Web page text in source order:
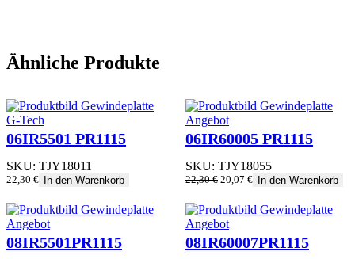
Ähnliche Produkte
G-Tech
06IR5501 PR1115
SKU: TJY18011
22,30 € In den Warenkorb
AngebotProdukt
im
Angebot
06IR60005 PR1115
SKU: TJY18055
22,30€ Ursprünglicher
war:
22,30 €
20,07 €Aktueller
ist:
20,07 €.
In den Warenkorb
AngebotProdukt
im
Angebot
08IR5501PR1115
AngebotProdukt
im
Angebot
08IR60007PR1115